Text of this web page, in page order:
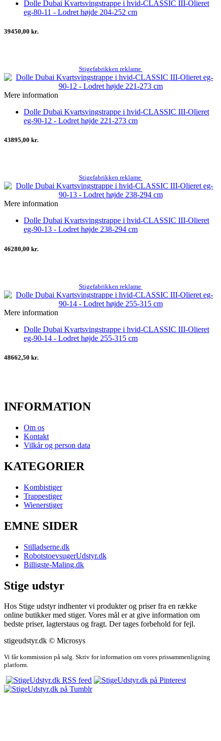
Dolle Dubai Kvartsvingstrappe i hvid-CLASSIC III-Olieret
eg-80-11 - Lodret højde 204-252 cm
39450,00 kr.
Stigefabrikken reklame
Mere information
Dolle Dubai Kvartsvingstrappe i hvid-CLASSIC III-Olieret
eg-90-12 - Lodret højde 221-273 cm
43895,00 kr.
Stigefabrikken reklame
Mere information
Dolle Dubai Kvartsvingstrappe i hvid-CLASSIC III-Olieret
eg-90-13 - Lodret højde 238-294 cm
46280,00 kr.
Stigefabrikken reklame
Mere information
Dolle Dubai Kvartsvingstrappe i hvid-CLASSIC III-Olieret
eg-90-14 - Lodret højde 255-315 cm
48662,50 kr.
INFORMATION
Om os
Kontakt
Vilkår og person data
KATEGORIER
Kombistiger
Trappestiger
Wienerstiger
EMNE SIDER
Stilladserne.dk
RobotstoevsugerUdstyr.dk
Billigste-Maling.dk
Stige udstyr
Hos Stige udstyr indhenter vi produkter og priser fra en række
online butikker med stiger. Vores mål er at give information om
bedste priser, lagterstaus og fragt. Der tages forbehold for fejl.
stigeudstyr.dk © Microsys
Vi får kommission på salg. Skriv for information om vores prissammenligning
platform.